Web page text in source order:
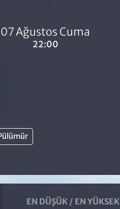
07 Ağustos Cuma
22:00
EN DÜŞÜK / EN YÜKSEK